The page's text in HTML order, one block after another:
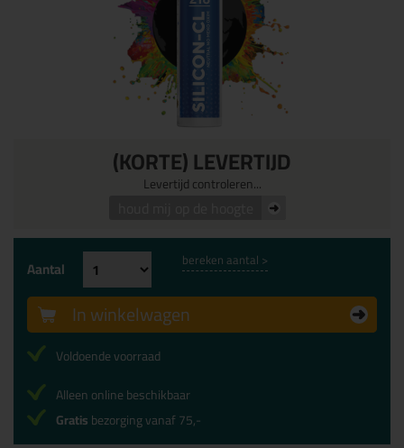
(KORTE) LEVERTIJD
Levertijd controleren...
Aantal bereken aantal >
In winkelwagen
Voldoende voorraad
Alleen online beschikbaar
Gratisbezorging vanaf 75,-